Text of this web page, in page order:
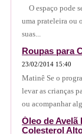
O espaço pode
uma prateleira ou
suas...
Roupas para
23/02/2014 15:40
Matinê Se o
levar as crianças
ou acompanhar
Óleo de Avelã
Colesterol